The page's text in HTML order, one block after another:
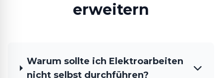
erweitern
Warum sollte ich Elektroarbeiten
nicht selbst durchführen?